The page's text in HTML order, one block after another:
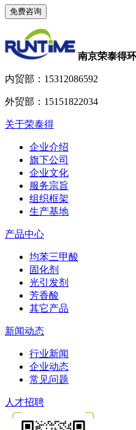
南京荣泰得
内贸部： 15312086592
外贸部： 15151822034
关于荣泰得
企业介绍
旗下公司
企业文化
服务宗旨
组织框架
生产基地
产品中心
均苯三甲酸
固化剂
光引发剂
芳香酸
其它产品
新闻动态
行业新闻
企业动态
常见问题
人才招聘